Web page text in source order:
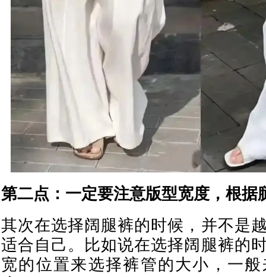
第二点：一定要注意版型宽度，根据
其次在选择阔腿裤的时候，并不是
适合自己。比如说在选择阔腿裤的
宽的位置来选择裤管的大小，一